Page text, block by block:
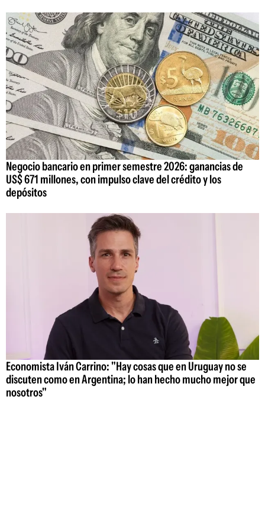
Negocio bancario en primer semestre 2026: ganancias de
US$ 671 millones, con impulso clave del crédito y los
depósitos
Economista Iván Carrino: "Hay cosas que en Uruguay no se
discuten como en Argentina; lo han hecho mucho mejor que
nosotros"